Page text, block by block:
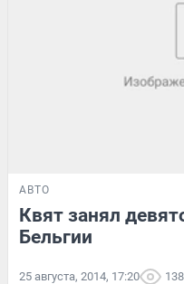
АВТО
Квят занял
Бельгии
25 августа, 2014, 17:20 138